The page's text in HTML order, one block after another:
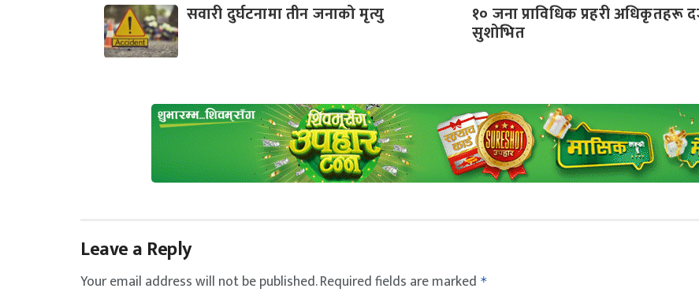
सवारी दुर्घटनामा तीन जनाको मृत्यु १० जना प्राविधिक प्रहरी अधिकृतहरू
सुशोभित
Leave a Reply
Your email address will not be published.Required fields are marked *